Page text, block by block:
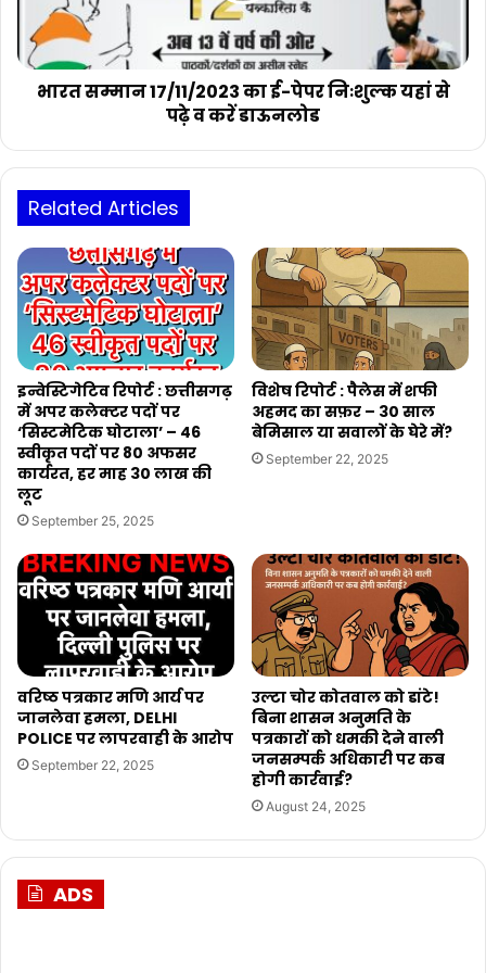
निःशुल्क
यहां
से
डाऊनलोड
भारत सम्मान 17/11/2023 का ई-पेपर निःशुल्क यहां से
पढ़े व करें डाऊनलोड
Related Articles
इन्वेस्टिगेटिव रिपोर्ट : छत्तीसगढ़
में अपर कलेक्टर पदों पर
‘सिस्टमेटिक घोटाला’ – 46
स्वीकृत पदों पर 80 अफसर
कार्यरत, हर माह 30 लाख की
लूट
September 25, 2025
विशेष रिपोर्ट : पैलेस में शफी
अहमद का सफ़र – 30 साल
बेमिसाल या सवालों के घेरे में?
September 22, 2025
वरिष्ठ पत्रकार मणि आर्य पर
जानलेवा हमला, DELHI
POLICE पर लापरवाही के आरोप
September 22, 2025
उल्टा चोर कोतवाल को डांटे!
बिना शासन अनुमति के
पत्रकारों को धमकी देने वाली
जनसम्पर्क अधिकारी पर कब
होगी कार्रवाई?
August 24, 2025
ADS